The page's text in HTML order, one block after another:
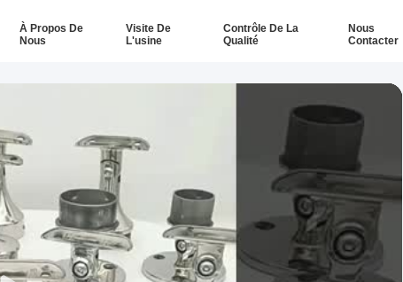
À Propos De
Nous
Visite De
L'usine
Contrôle De La
Qualité
Nous
Contacter